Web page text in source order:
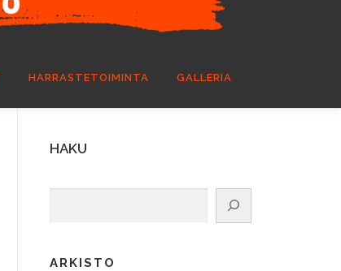
HARRASTETOIMINTA GALLERIA
HAKU
ARKISTO